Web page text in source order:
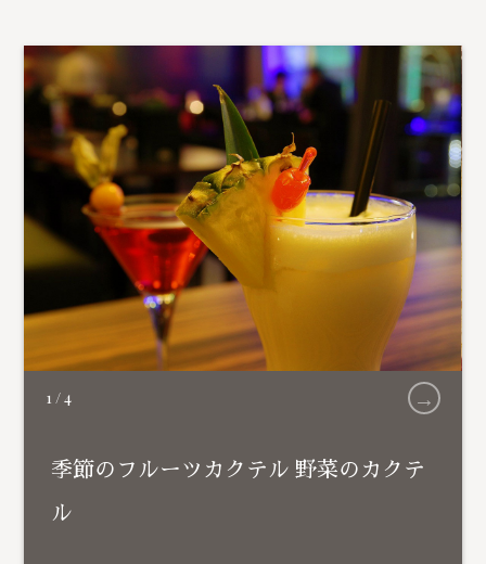
1 /4 →
季節のフルーツカクテル 野菜のカクテ
ル